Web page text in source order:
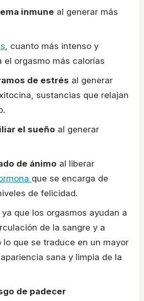
inmune al generar más
, cuanto más intenso y
el orgasmo más calorías
de estrés al generar
sustancias que relajan
el sueño al generar
de ánimo al liberar
que se encarga de
de felicidad.
ya que los orgasmos ayudan a
de la sangre y a
lo que se traduce en un mayor
sana y limpia de la
de padecer